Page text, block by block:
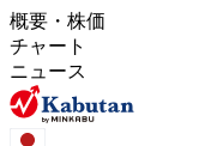
概要・株価
チャート
ニュース